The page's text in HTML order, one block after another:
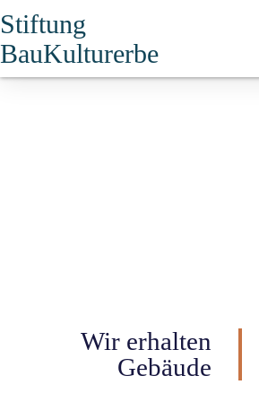
Stiftung
BauKulturerbe
Wir erhalten
Gebäude